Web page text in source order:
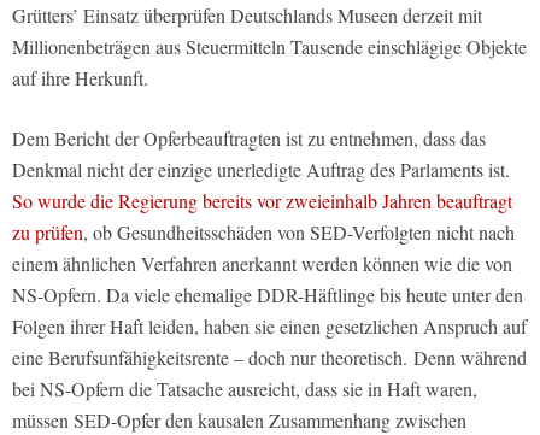
Grütters’ Einsatz überprüfen Deutschlands Museen derzeit mit
Millionenbeträgen aus Steuermitteln Tausende einschlägige Objekte
auf ihre Herkunft.
Dem Bericht der Opferbeauftragten ist zu entnehmen, dass das
Denkmal nicht der einzige unerledigte Auftrag des Parlaments ist.
So wurde die Regierung bereits vor zweieinhalb Jahren beauftragt
zu prüfen, ob Gesundheitsschäden von SED-Verfolgten nicht nach
einem ähnlichen Verfahren anerkannt werden können wie die von
NS-Opfern. Da viele ehemalige DDR-Häftlinge bis heute unter den
Folgen ihrer Haft leiden, haben sie einen gesetzlichen Anspruch auf
eine Berufsunfähigkeitsrente – doch nur theoretisch. Denn während
bei NS-Opfern die Tatsache ausreicht, dass sie in Haft waren,
müssen SED-Opfer den kausalen Zusammenhang zwischen